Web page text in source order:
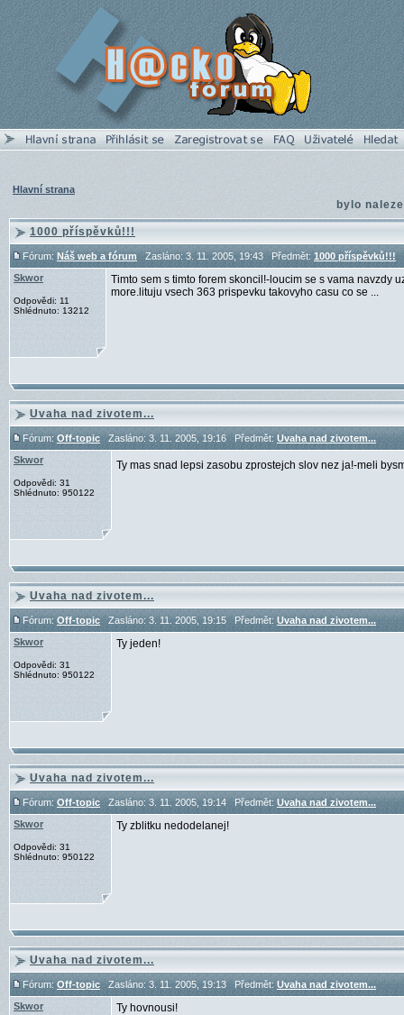
Hlavní strana
bylo
1000 příspěvků!!!
Fórum:Náš web a fórum Zasláno: 3. 11. 2005, 19:43 Předmět: 1000 příspěvků!!!
Skwor
Odpovědi: 11
Shlédnuto: 13212
Timto sem s timto forem skoncil!-loucim se s vama navzdy
more.lituju vsech 363 prispevku takovyho casu co se ...
Uvaha nad zivotem...
Fórum:Off-topicZasláno: 3. 11. 2005, 19:16 Předmět: Uvaha nad zivotem...
Skwor
Odpovědi: 31
Shlédnuto: 950122
Ty mas snad lepsi zasobu zprostejch slov nez ja!-meli
Uvaha nad zivotem...
Fórum:Off-topicZasláno: 3. 11. 2005, 19:15 Předmět: Uvaha nad zivotem...
Skwor
Odpovědi: 31
Shlédnuto: 950122
Ty jeden!
Uvaha nad zivotem...
Fórum:Off-topicZasláno: 3. 11. 2005, 19:14 Předmět: Uvaha nad zivotem...
Skwor
Odpovědi: 31
Shlédnuto: 950122
Ty zblitku nedodelanej!
Uvaha nad zivotem...
Fórum:Off-topicZasláno: 3. 11. 2005, 19:13 Předmět: Uvaha nad zivotem...
Skwor
Ty hovnousi!